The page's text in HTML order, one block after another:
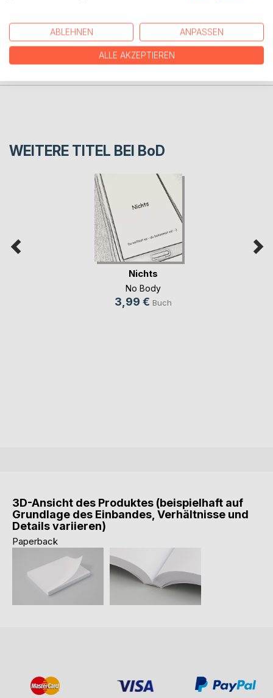
PRESSESTIMMEN
REZENSIONEN
WEITERE TITEL BEI BoD
Nichts
No Body
3,99 € Buch
3D-Ansicht des Produktes (beispielhaft auf
Grundlage des Einbandes, Verhältnisse und
Details variieren)
Paperback
ABLEHNEN ANPASSEN
ALLE AKZEPTIEREN